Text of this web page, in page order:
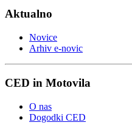
Aktualno
Novice
Arhiv e-novic
CED in Motovila
O nas
Dogodki CED